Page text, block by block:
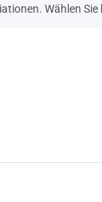
Wählen